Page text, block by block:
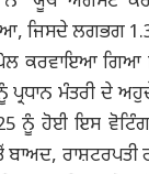
ਜਿਸਦੇ ਲਗਭਗ
ਕਰਵਾਇਆ ਗਿਆ
ਨੂੰ ਪ੍ਰਧਾਨ ਮੰਤਰੀ ਦੇ
ਨੂੰ ਹੋਈ ਇਸ ਵੋਟਿੰਗ
ਰਾਸ਼ਟਰਪਤੀ